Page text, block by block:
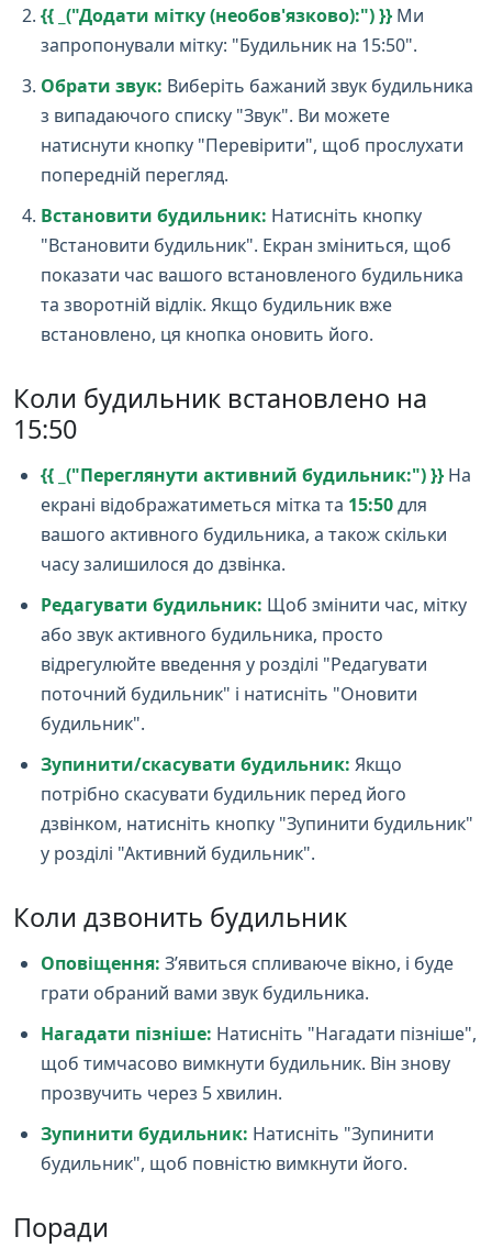
{{ _("Додати мітку (необов'язково):") }} Ми
запропонували мітку: "Будильник на 15:50".
Обрати звук: Виберіть бажаний звук будильника
з випадаючого списку "Звук". Ви можете
натиснути кнопку "Перевірити", щоб прослухати
попередній перегляд.
Встановити будильник: Натисніть кнопку
"Встановити будильник". Екран зміниться, щоб
показати час вашого встановленого будильника
та зворотній відлік. Якщо будильник вже
встановлено, ця кнопка оновить його.
Коли будильник встановлено на
15:50
{{ _("Переглянути активний будильник:") }} На
екрані відображатиметься мітка та 15:50для
вашого активного будильника, а також скільки
часу залишилося до дзвінка.
Редагувати будильник: Щоб змінити час, мітку
або звук активного будильника, просто
відрегулюйте введення у розділі "Редагувати
поточний будильник" і натисніть "Оновити
будильник".
Зупинити/скасувати будильник: Якщо
потрібно скасувати будильник перед його
дзвінком, натисніть кнопку "Зупинити будильник"
у розділі "Активний будильник".
Коли дзвонить будильник
Оповіщення: З’явиться спливаюче вікно, і буде
грати обраний вами звук будильника.
Нагадати пізніше: Натисніть "Нагадати пізніше",
щоб тимчасово вимкнути будильник. Він знову
прозвучить через 5 хвилин.
Зупинити будильник: Натисніть "Зупинити
будильник", щоб повністю вимкнути його.
Поради